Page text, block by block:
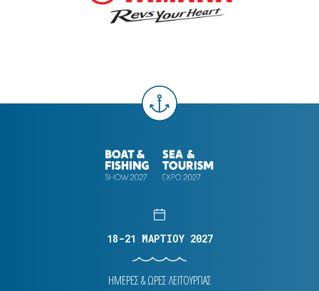
18-21 ΜΑΡΤΙΟΥ 2027
ΗΜΕΡΕΣ & ΩΡΕΣ ΛΕΙΤΟΥΡΓΙΑΣ